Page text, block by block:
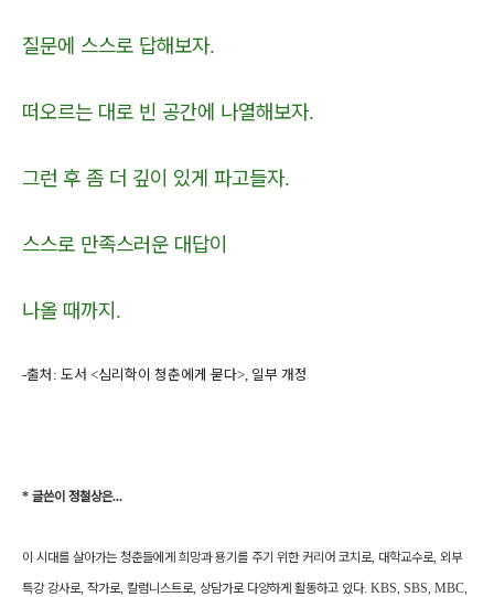
질문에 스스로 답해보자.
떠오르는 대로 빈 공간에 나열해보자.
그런 후 좀 더 깊이 있게 파고들자.
스스로 만족스러운 대답이
나올 때까지 .
-출처 : 도서 <심리학이 청춘에게 묻다>, 일부 개정
* 글쓴이 정철상은...
이 시대를 살아가는 청춘들에게 희망과 용기를 주기 위한 커리어 코치로, 대학교수로, 외부
특강 강사로, 작가로, 칼럼니스트로, 상담가로 다양하게 활동하고 있다. KBS, SBS, MBC,